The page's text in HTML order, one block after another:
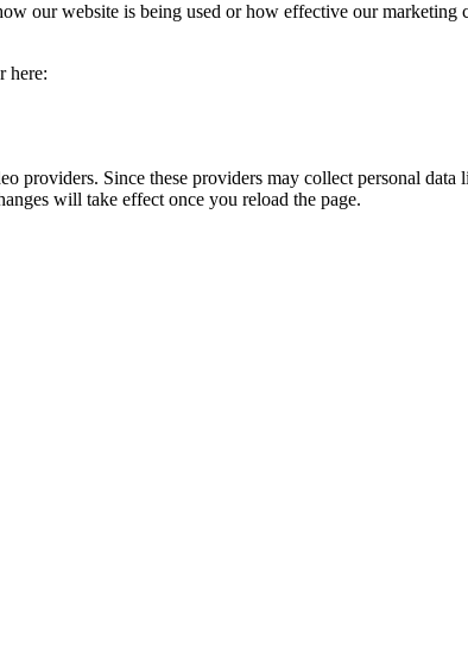
our website is being used or how effective our marketing
here:
providers. Since these providers may collect personal
will take effect once you reload the page.